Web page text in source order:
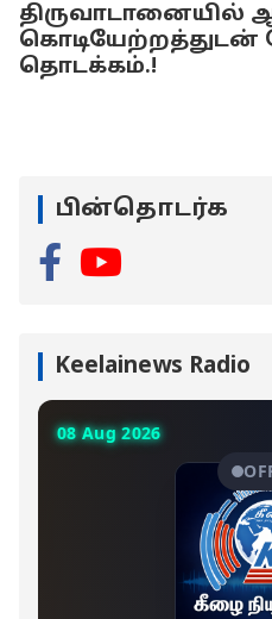
திருவாடானையில்
தொடக்கம்.!
பின்தொடர்க
Keelainews Radio